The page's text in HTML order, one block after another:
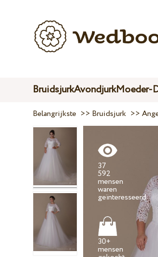
BruidsjurkAvondjurkMoeder-
Belangrijkste >> Bruidsjurk >>
37
592
mensen
waren
geïnteresseerd
30+
mensen